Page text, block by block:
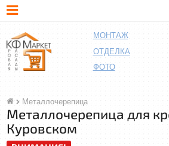
МОНТАЖ
ОТДЕЛКА
ФОТО
Металлочерепица
Металлочерепица для
Куровском